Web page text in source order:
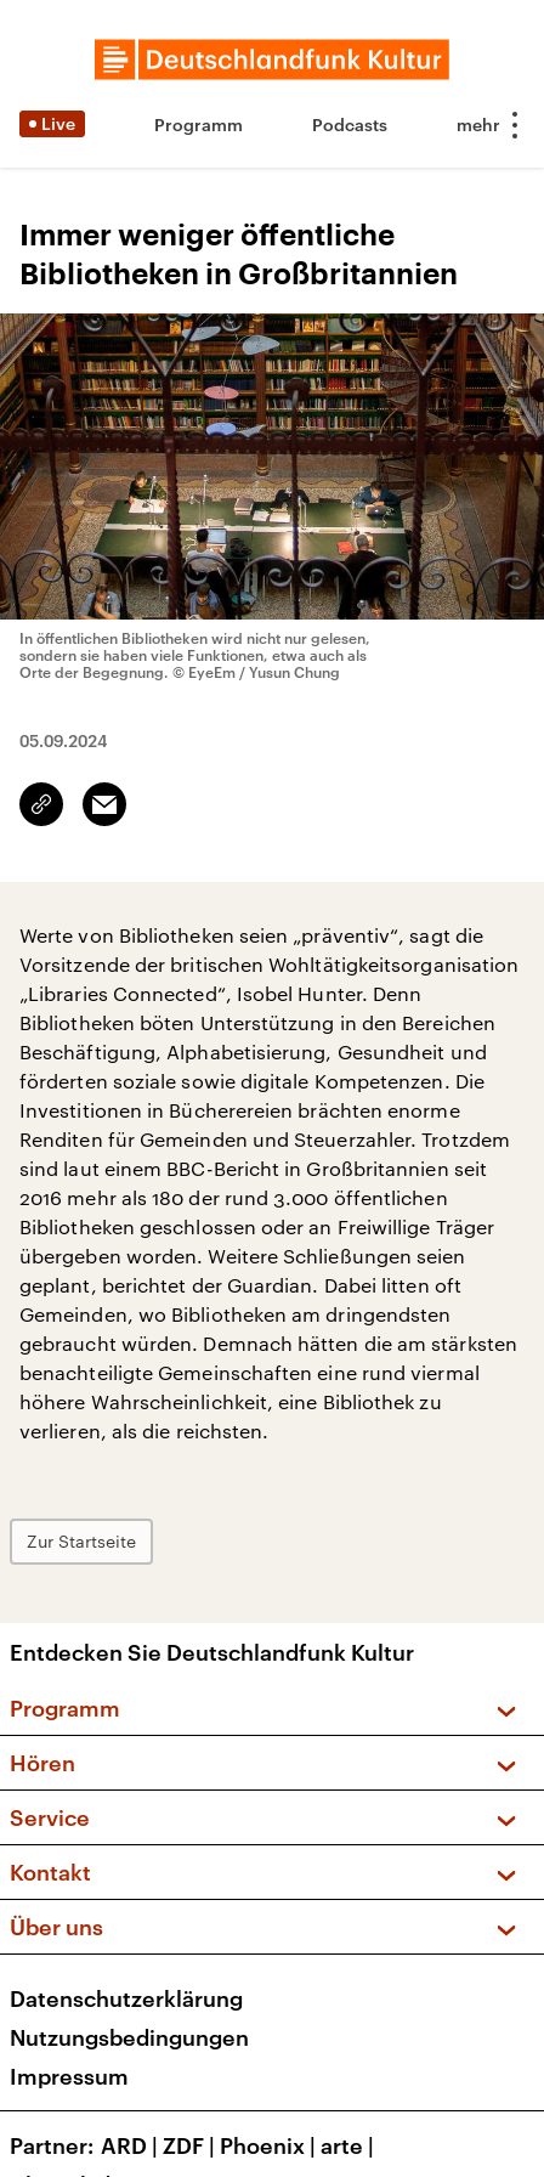
Live Programm Podcasts
Immer weniger öffentliche
Bibliotheken in Großbritannien
In öffentlichen Bibliotheken wird nicht nur gelesen,
sondern sie haben viele Funktionen, etwa auch als
Orte der Begegnung. © EyeEm / Yusun Chung
05.09.2024
Link
kopieren/teilen
Email
Werte von Bibliotheken seien „präventiv“, sagt die
Vorsitzende der britischen Wohltätigkeitsorganisation
„Libraries Connected“, Isobel Hunter. Denn
Bibliotheken böten Unterstützung in den Bereichen
Beschäftigung, Alphabetisierung, Gesundheit und
förderten soziale sowie digitale Kompetenzen. Die
Investitionen in Bücherereien brächten enorme
Renditen für Gemeinden und Steuerzahler. Trotzdem
sind laut einem BBC-Bericht in Großbritannien seit
2016 mehr als 180 der rund 3.000 öffentlichen
Bibliotheken geschlossen oder an Freiwillige Träger
übergeben worden. Weitere Schließungen seien
geplant, berichtet der Guardian. Dabei litten oft
Gemeinden, wo Bibliotheken am dringendsten
gebraucht würden. Demnach hätten die am stärksten
benachteiligte Gemeinschaften eine rund viermal
höhere Wahrscheinlichkeit, eine Bibliothek zu
verlieren, als die reichsten.
Zur Startseite
Entdecken Sie Deutschlandfunk Kultur
Programm
Sendungen und Podcasts
Musikliste
Kakadu – Das Kinderprogramm
Hören
Frequenzen (UKW + DAB+)
Service
FAQ
Apps
Newsletter
Veranstaltungen
Kontakt
Social Media
Über uns
Presse
Karriere
Transparenz
Datenschutzerklärung
Nutzungsbedingungen
Impressum
Partner ARD | ZDF | Phoenix | arte |